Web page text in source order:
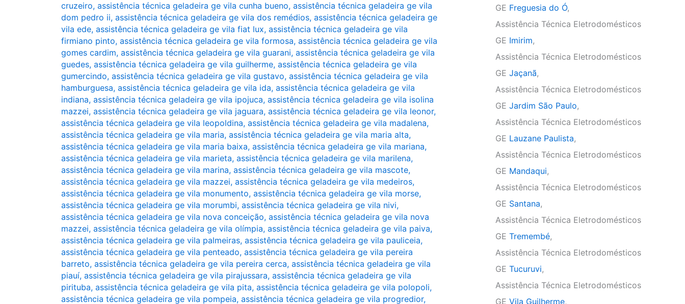
cruzeiro, assistência técnica geladeira ge vila cunha bueno, assistência técnica geladeira ge vila
dom pedro ii, assistência técnica geladeira ge vila dos remédios, assistência técnica geladeira ge
vila ede, assistência técnica geladeira ge vila fiat lux, assistência técnica geladeira ge vila
firmiano pinto, assistência técnica geladeira ge vila formosa, assistência técnica geladeira ge vila
gomes cardim, assistência técnica geladeira ge vila guarani, assistência técnica geladeira ge vila
guedes, assistência técnica geladeira ge vila guilherme, assistência técnica geladeira ge vila
gumercindo, assistência técnica geladeira ge vila gustavo, assistência técnica geladeira ge vila
hamburguesa, assistência técnica geladeira ge vila ida, assistência técnica geladeira ge vila
indiana, assistência técnica geladeira ge vila ipojuca, assistência técnica geladeira ge vila isolina
mazzei, assistência técnica geladeira ge vila jaguara, assistência técnica geladeira ge vila leonor,
assistência técnica geladeira ge vila leopoldina, assistência técnica geladeira ge vila madalena,
assistência técnica geladeira ge vila maria, assistência técnica geladeira ge vila maria alta,
assistência técnica geladeira ge vila maria baixa, assistência técnica geladeira ge vila mariana,
assistência técnica geladeira ge vila marieta, assistência técnica geladeira ge vila marilena,
assistência técnica geladeira ge vila marina, assistência técnica geladeira ge vila mascote,
assistência técnica geladeira ge vila mazzei, assistência técnica geladeira ge vila medeiros,
assistência técnica geladeira ge vila monumento, assistência técnica geladeira ge vila morse,
assistência técnica geladeira ge vila morumbi, assistência técnica geladeira ge vila nivi,
assistência técnica geladeira ge vila nova conceição, assistência técnica geladeira ge vila nova
mazzei, assistência técnica geladeira ge vila olímpia, assistência técnica geladeira ge vila paiva,
assistência técnica geladeira ge vila palmeiras, assistência técnica geladeira ge vila pauliceia,
assistência técnica geladeira ge vila penteado, assistência técnica geladeira ge vila pereira
barreto, assistência técnica geladeira ge vila pereira cerca, assistência técnica geladeira ge vila
piauí, assistência técnica geladeira ge vila pirajussara, assistência técnica geladeira ge vila
pirituba, assistência técnica geladeira ge vila pita, assistência técnica geladeira ge vila polopoli,
assistência técnica geladeira ge vila pompeia, assistência técnica geladeira ge vila progredior,
GE Freguesia do Ó,
Assistência Técnica Eletrodomésticos
GE Imirim,
Assistência Técnica Eletrodomésticos
GE Jaçanã,
Assistência Técnica Eletrodomésticos
GE Jardim São Paulo,
Assistência Técnica Eletrodomésticos
GE Lauzane Paulista,
Assistência Técnica Eletrodomésticos
GE Mandaqui,
Assistência Técnica Eletrodomésticos
GE Santana,
Assistência Técnica Eletrodomésticos
GE Tremembé,
Assistência Técnica Eletrodomésticos
GE Tucuruvi,
Assistência Técnica Eletrodomésticos
GE Vila Guilherme,